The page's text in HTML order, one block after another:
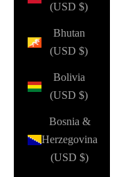
(USD $)
Bhutan
(USD $)
Bolivia
(USD $)
Bosnia &
Herzegovina
(USD $)